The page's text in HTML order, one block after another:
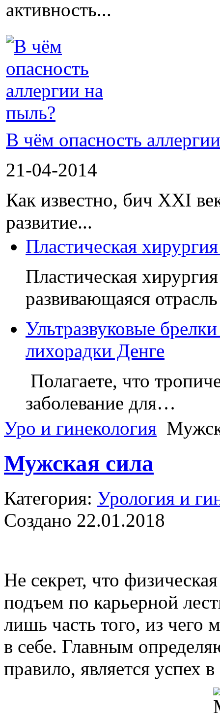
активность...
В чём опасность
21-04-2014
Как известно, бич XXI
развитие...
Пластическая
Пластическая
развивающаяся
Ультразвуковые
лихорадки Денге
Полагаете, что
заболевание для…
Уро и гинекология
Мужская сила
Категория: Урология и
Создано 22.01.2018
Не секрет, что
подъем по карьерной
лишь часть того, из чего
в себе. Главным
правило, является успех